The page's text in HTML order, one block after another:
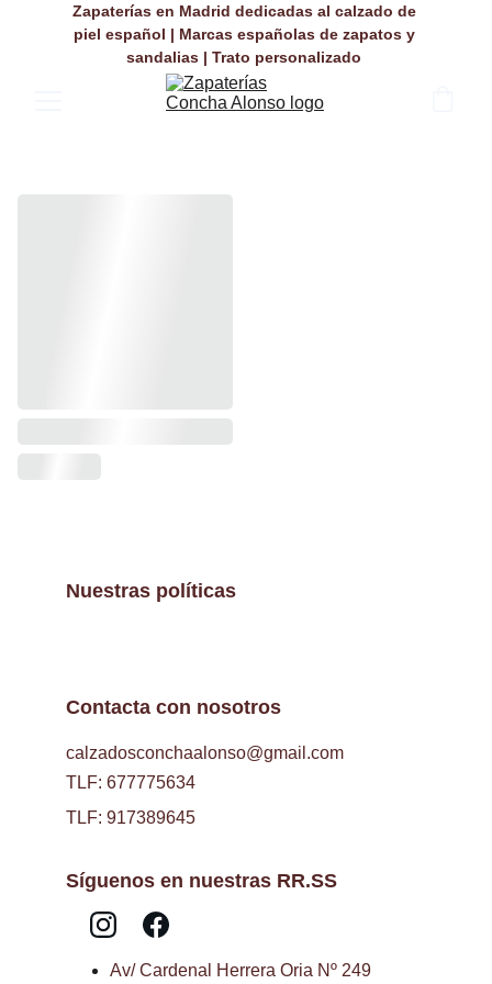
Zapaterías en Madrid dedicadas al calzado de
piel español | Marcas españolas de zapatos y
sandalias | Trato personalizado
Contacta con nosotros
calzadosconchaalonso@gmail.com
Síguenos en nuestras RR.SS
Nuestras políticas
TLF: 677775634
TLF: 917389645
Av/ Cardenal Herrera Oria Nº 249